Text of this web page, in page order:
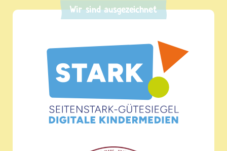
Wir sind ausgezeichnet